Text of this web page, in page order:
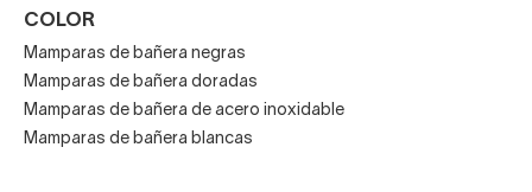
COLOR
Mamparas de bañera negras
Mamparas de bañera doradas
Mamparas de bañera de acero inoxidable
Mamparas de bañera blancas